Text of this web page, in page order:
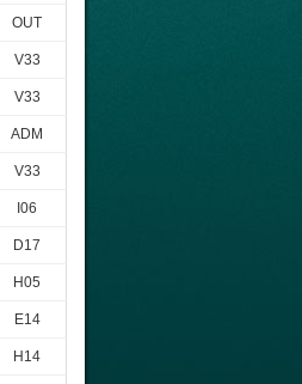
OUT
V33
V33
ADM
V33
I06
D17
H05
E14
H14